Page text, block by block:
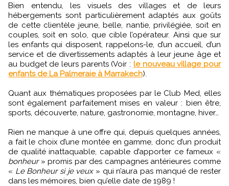
Bien entendu, les visuels des villages et de leurs
hébergements sont particulièrement adaptés aux goûts
de cette clientèle jeune, belle, nantie, privilégiée, soit en
couples, soit en solo, que cible l’opérateur. Ainsi que sur
les enfants qui disposent, rappelons-le, d’un accueil, d’un
service et de divertissements adaptés à leur jeune âge et
au budget de leurs parents (Voir : le nouveau village pour
enfants de La Palmeraie à Marrakech).
Quant aux thématiques proposées par le Club Med, elles
sont également parfaitement mises en valeur : bien être,
sports, découverte, nature, gastronomie, montagne, hiver…
Rien ne manque à une offre qui, depuis quelques années,
a fait le choix d’une montée en gamme, donc d’un produit
de qualité inattaquable, capable d’apporter ce fameux «
bonheur» promis par des campagnes antérieures comme
« Le Bonheur si je veux» qui n’aura pas manqué de rester
dans les mémoires, bien qu’elle date de 1989 !